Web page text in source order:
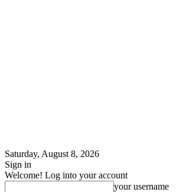
Saturday, August 8, 2026
Sign in
Welcome! Log into your account
your username